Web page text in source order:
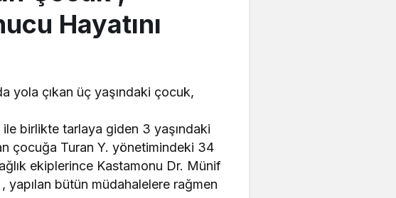
Hayatını
yola çıkan üç yaşındaki çocuk,
birlikte tarlaya giden 3 yaşındaki
çocuğa Turan Y. yönetimindeki 34
ekiplerince Kastamonu Dr. Münif
yapılan bütün müdahalelere rağmen